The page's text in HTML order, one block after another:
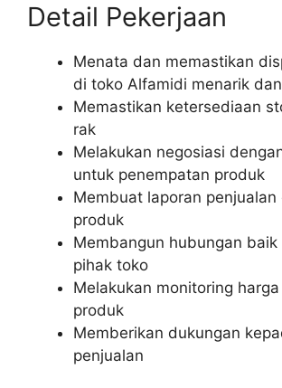
Detail Pekerjaan
Menata dan memastikan
di toko Alfamidi menarik
Memastikan ketersediaan
rak
Melakukan negosiasi
untuk penempatan produk
Membuat laporan
produk
Membangun hubungan baik
pihak toko
Melakukan monitoring
produk
Memberikan dukungan
penjualan